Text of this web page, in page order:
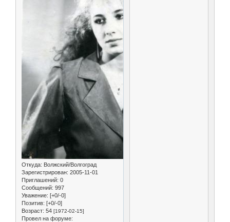
Откуда: Волжский/Волгоград
Зарегистрирован: 2005-11-01
Приглашений: 0
Сообщений: 997
Уважение: [+0/-0]
Позитив: [+0/-0]
Возраст: 54 [1972-02-15]
Провел на форуме: